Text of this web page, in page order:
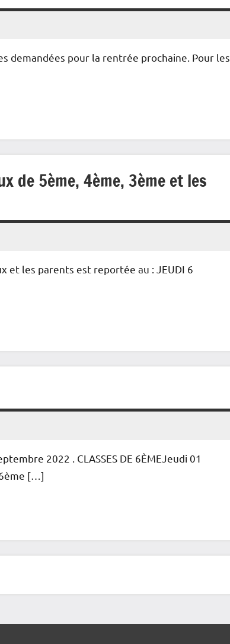
demandées pour la rentrée prochaine. Pour les
de 5ème, 4ème, 3ème et les
et les parents est reportée au : JEUDI 6
2022 . CLASSES DE 6ÈMEJeudi 01
[…]